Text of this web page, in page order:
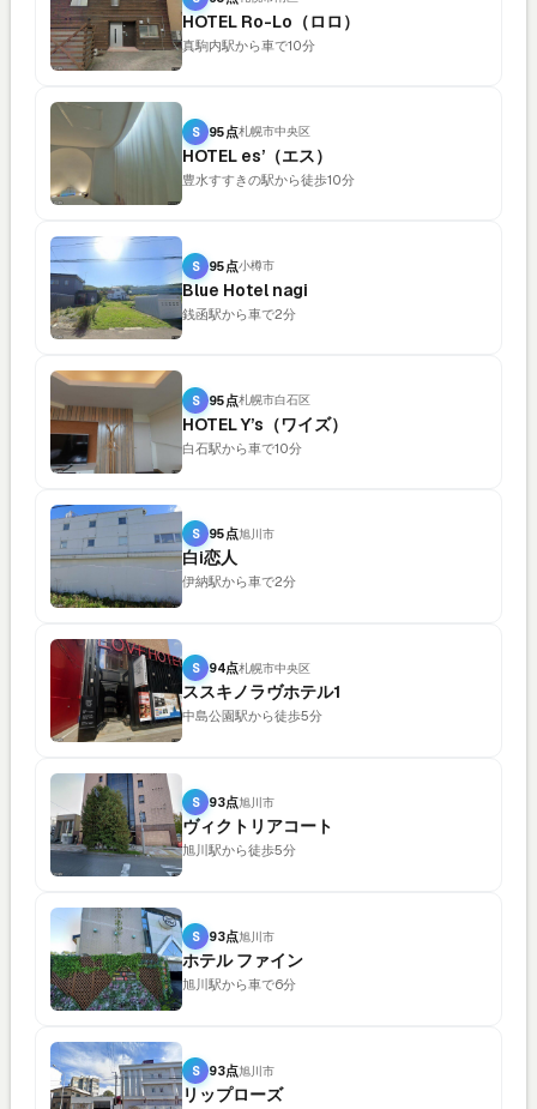
HOTEL Ro-Lo（ロロ）
真駒内駅から車で10分
S 95点札幌市中央区
HOTEL es’（エス）
豊水すすきの駅から徒歩10分
S 95点小樽市
Blue Hotel nagi
銭函駅から車で2分
S 95点札幌市白石区
HOTEL Y’s（ワイズ）
白石駅から車で10分
S 95点旭川市
白i恋人
伊納駅から車で2分
S 94点札幌市中央区
ススキノラヴホテル1
中島公園駅から徒歩5分
S 93点旭川市
ヴィクトリアコート
旭川駅から徒歩5分
S 93点旭川市
ホテル ファイン
旭川駅から車で6分
S 93点旭川市
リップローズ